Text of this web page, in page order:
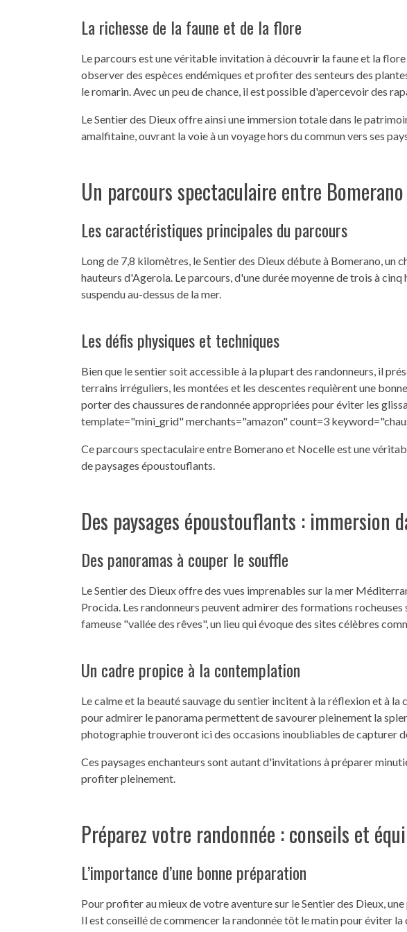
La richesse de la faune et de la flore
Le parcours est une véritable invitation à découvrir la faune et la
observer des espèces endémiques et profiter des senteurs des
le romarin. Avec un peu de chance, il est possible d'apercevoir des
Le Sentier des Dieux offre ainsi une immersion totale dans le
amalfitaine, ouvrant la voie à un voyage hors du commun vers ses
Un parcours spectaculaire entre
Les caractéristiques principales du parcours
Long de 7,8 kilomètres, le Sentier des Dieux débute à Bomerano, un
hauteurs d'Agerola. Le parcours, d'une durée moyenne de trois à
suspendu au-dessus de la mer.
Les défis physiques et techniques
Bien que le sentier soit accessible à la plupart des randonneurs, il
terrains irréguliers, les montées et les descentes requièrent une
porter des chaussures de randonnée appropriées pour éviter les
template="mini_grid" merchants="amazon" count=3
Ce parcours spectaculaire entre Bomerano et Nocelle est une
de paysages époustouflants.
Des paysages époustouflants : immersion
Des panoramas à couper le souffle
Le Sentier des Dieux offre des vues imprenables sur la mer
Procida. Les randonneurs peuvent admirer des formations
fameuse "vallée des rêves", un lieu qui évoque des sites célèbres
Un cadre propice à la contemplation
Le calme et la beauté sauvage du sentier incitent à la réflexion et à
pour admirer le panorama permettent de savourer pleinement la
photographie trouveront ici des occasions inoubliables de capturer
Ces paysages enchanteurs sont autant d'invitations à préparer
profiter pleinement.
Préparez votre randonnée : conseils et
L’importance d’une bonne préparation
Pour profiter au mieux de votre aventure sur le Sentier des Dieux,
Il est conseillé de commencer la randonnée tôt le matin pour éviter la